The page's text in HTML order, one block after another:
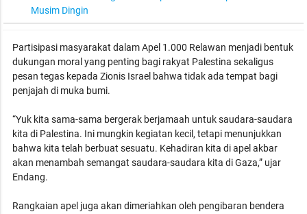
Musim Dingin
Partisipasi masyarakat dalam Apel 1.000 Relawan menjadi bentuk
dukungan moral yang penting bagi rakyat Palestina sekaligus
pesan tegas kepada Zionis Israel bahwa tidak ada tempat bagi
penjajah di muka bumi.
“Yuk kita sama-sama bergerak berjamaah untuk saudara-saudara
kita di Palestina. Ini mungkin kegiatan kecil, tetapi menunjukkan
bahwa kita telah berbuat sesuatu. Kehadiran kita di apel akbar
akan menambah semangat saudara-saudara kita di Gaza,” ujar
Endang.
Rangkaian apel juga akan dimeriahkan oleh pengibaran bendera